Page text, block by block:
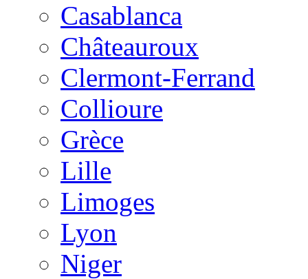
Casablanca
Châteauroux
Clermont-Ferrand
Collioure
Grèce
Lille
Limoges
Lyon
Niger